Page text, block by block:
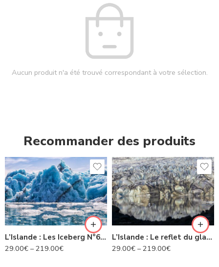
Aucun produit n'a été trouvé correspondant à votre sélection.
Recommander des produits
L’Islande : Les Iceberg N°63 IS
29.00€ –219.00€
L’Islande : Le reflet du glacier -N° 22 IS
29.00€ –219.00€